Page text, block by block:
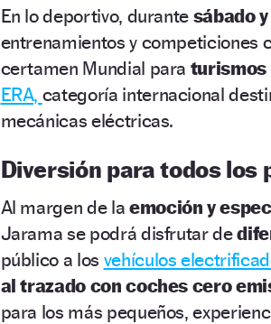
En lo deportivo, durante sábado
entrenamientos y competiciones
certamen Mundial para turismos
ERA, categoría internacional
mecánicas eléctricas.
Diversión para todos los
Al margen de la emoción y
Jarama se podrá disfrutar de
público a los vehículos
al trazado con coches cero
para los más pequeños,